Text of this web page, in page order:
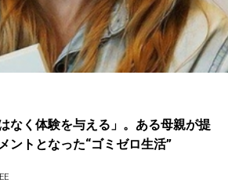
なく体験を与える」。ある母親が提
ントとなった“ゴミゼロ生活”